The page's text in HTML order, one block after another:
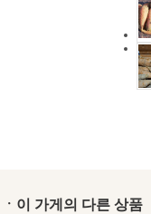
ㆍ이 가게의 다른 상품